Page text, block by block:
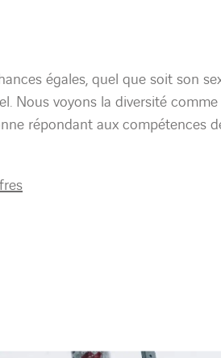
égales, quel que soit son
Nous voyons la diversité
répondant aux compétences